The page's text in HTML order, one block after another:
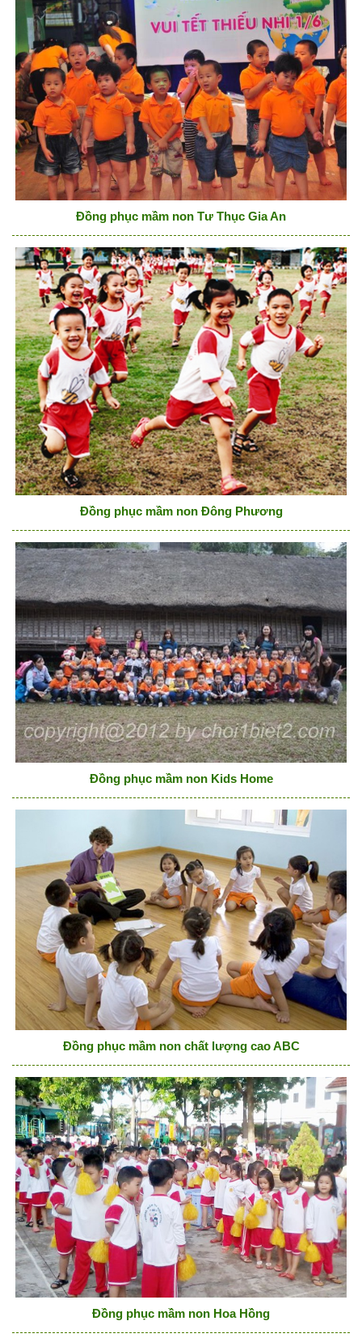
Đồng phục mầm non Tư Thục Gia An
Đồng phục mầm non Đông Phương
Đồng phục mầm non Kids Home
Đồng phục mầm non chất lượng cao ABC
Đồng phục mầm non Hoa Hồng